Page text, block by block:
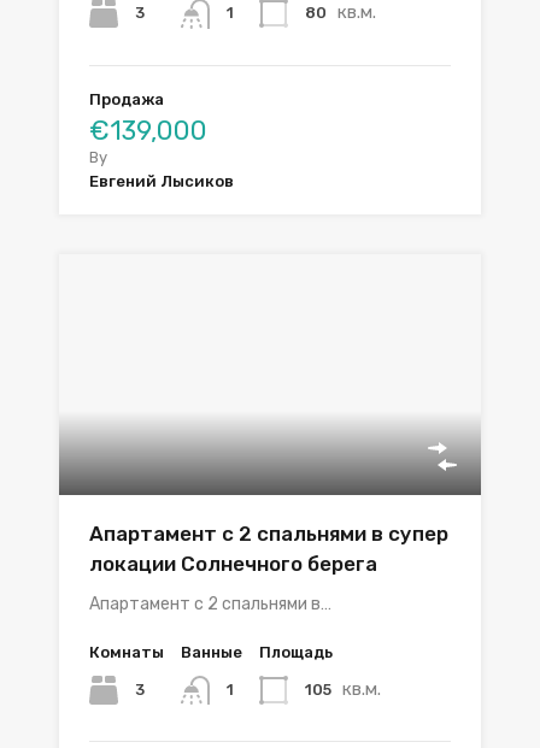
3 1 80 кв.м.
Продажа
€139,000
By
Евгений Лысиков
Апартамент с 2 спальнями в супер
локации Солнечного берега
Апартамент с 2 спальнями в…
Комнаты
3
Ванные
1
Площадь
105 кв.м.